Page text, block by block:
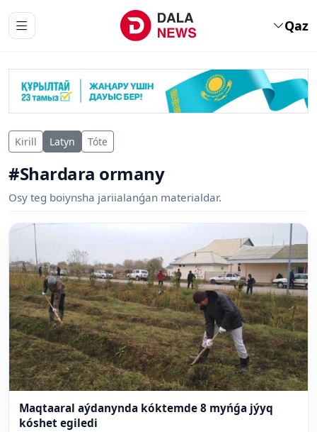
Qaz
Kirill Latyn Tóte
#Shardara ormany
Osy teg boiynsha jariialanǵan materialdar.
Maqtaaral aýdanynda kóktemde 8 myńǵa jýyq
kóshet egiledi